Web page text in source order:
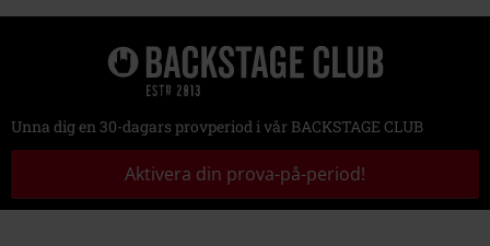
Unna dig en 30-dagars provperiod i vår BACKSTAGE CLUB
Aktivera din prova-på-period!